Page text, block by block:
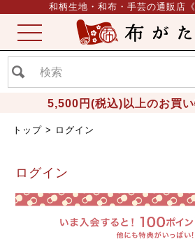
和柄生地・和布・手芸の通販店
5,500円(税込)以上のお買
ME
NU
トップ ログイン
ログイン